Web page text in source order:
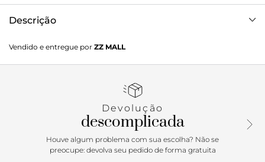
Descrição
retangular, laterais retas e acabamento texturizado. Traz
alça lateral fina com regulagem e correntes metálicas nas
Vendido e entregue por ZZ MALL
Devolução
descomplicada
Houve algum problema com sua escolha? Não se
preocupe: devolva seu pedido de forma gratuita